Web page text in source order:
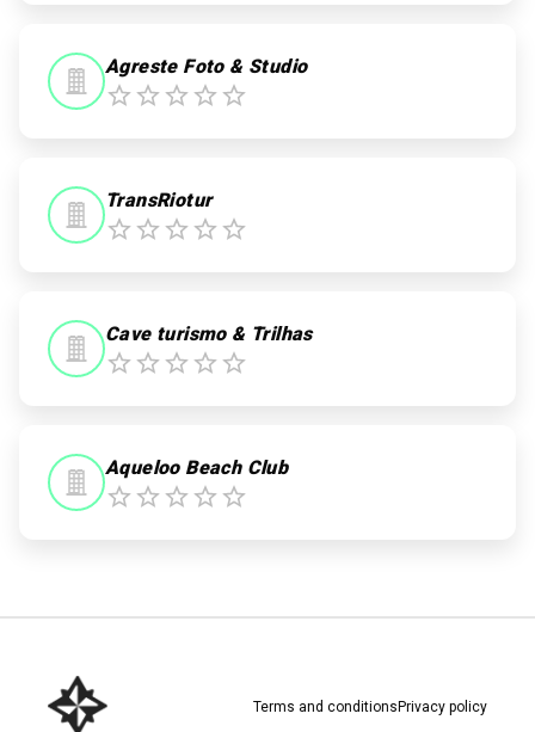
Agreste Foto & Studio
TransRiotur
Cave turismo & Trilhas
Aqueloo Beach Club
Terms and conditions Privacy policy